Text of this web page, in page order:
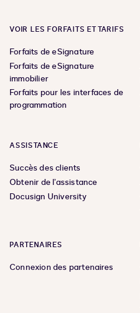
VOIR LES FORFAITS ET TARIFS
Forfaits de eSignature
Forfaits de eSignature
immobilier
Forfaits pour les interfaces de
programmation
ASSISTANCE
Succès des clients
Obtenir de l’assistance
Docusign University
PARTENAIRES
Connexion des partenaires